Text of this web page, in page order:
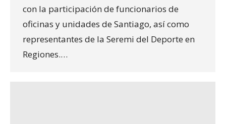
con la participación de funcionarios de
oficinas y unidades de Santiago, así como
representantes de la Seremi del Deporte en
Regiones.…